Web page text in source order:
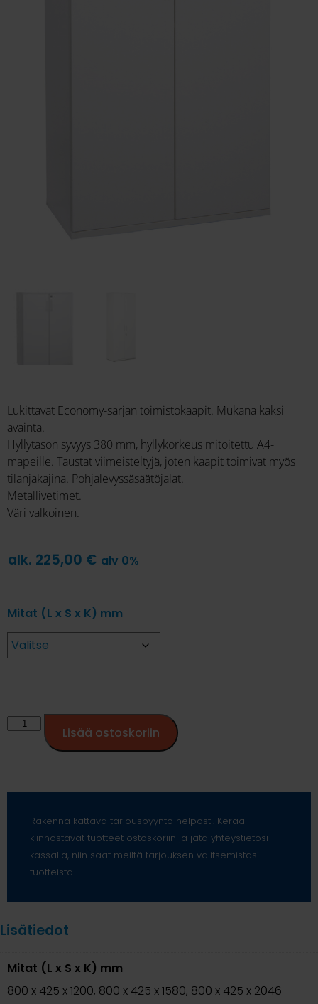
Lukittavat Economy-sarjan toimistokaapit. Mukana kaksi
avainta.
Hyllytason syvyys 380 mm, hyllykorkeus mitoitettu A4-
mapeille. Taustat viimeisteltyjä, joten kaapit toimivat myös
tilanjakajina. Pohjalevyssäsäätöjalat.
Metallivetimet.
Väri valkoinen.
alk. 225,00 € alv 0%
Mitat (L x S x K) mm
Lisää ostoskoriin
Rakenna kattava tarjouspyyntö helposti. Kerää
kiinnostavat tuotteet ostoskoriin ja jätä yhteystietosi
kassalla, niin saat meiltä tarjouksen valitsemistasi
tuotteista.
Lisätiedot
Mitat (L x S x K) mm
800 x 425 x 1200, 800 x 425 x 1580, 800 x 425 x 2046